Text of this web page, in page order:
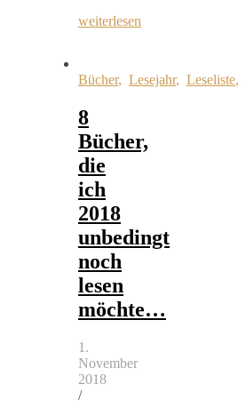
weiterlesen
Bücher, Lesejahr, Leseliste,
8
Bücher,
die
ich
2018
unbedingt
noch
lesen
möchte…
1.
November
2018
/